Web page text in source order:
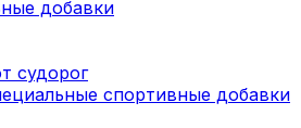
добавки
судорог
спортивные добавки